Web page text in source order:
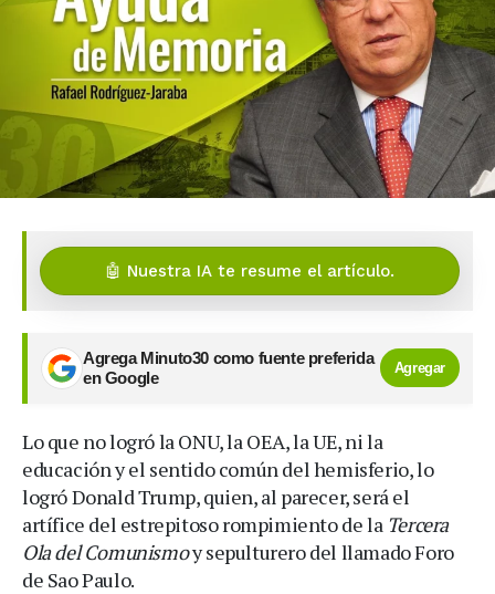
🤖 Nuestra IA te resume el artículo.
Agrega Minuto30 como fuente preferida
en Google
Agregar
Lo que no logró la ONU, la OEA, la UE, ni la
educación y el sentido común del hemisferio, lo
logró Donald Trump, quien, al parecer, será el
artífice del estrepitoso rompimiento de la Tercera
Ola del Comunismoy sepulturero del llamado Foro
de Sao Paulo.